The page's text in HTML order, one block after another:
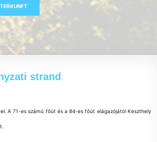
strand
A 71-es számú főút és a 84-es főút elágazójától Keszthely